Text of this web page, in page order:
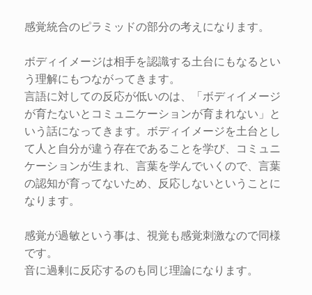
感覚統合のピラミッドの部分の考えになります。
ボディイメージは相手を認識する土台にもなるとい
う理解にもつながってきます。
言語に対しての反応が低いのは、「ボディイメージ
が育たないとコミュニケーションが育まれない」と
いう話になってきます。ボディイメージを土台とし
て人と自分が違う存在であることを学び、コミュニ
ケーションが生まれ、言葉を学んでいくので、言葉
の認知が育ってないため、反応しないということに
なります。
感覚が過敏という事は、視覚も感覚刺激なので同様
です。
音に過剰に反応するのも同じ理論になります。